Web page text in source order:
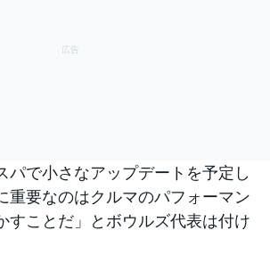
パで小さなアップデートを予定し
重要なのはクルマのパフォーマン
すことだ」とボウルズ代表は付け